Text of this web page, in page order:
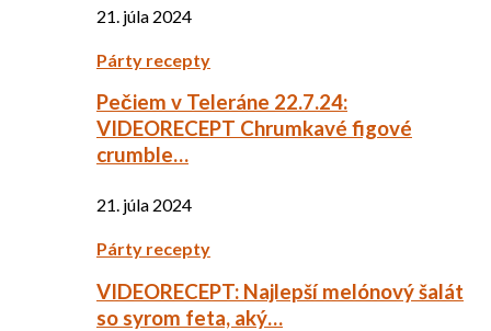
21. júla 2024
Párty recepty
Pečiem v Teleráne 22.7.24:
VIDEORECEPT Chrumkavé figové
crumble…
21. júla 2024
Párty recepty
VIDEORECEPT: Najlepší melónový šalát
so syrom feta, aký…